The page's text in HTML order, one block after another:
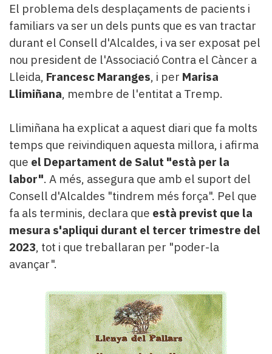
El problema dels desplaçaments de pacients i
familiars va ser un dels punts que es van tractar
durant el Consell d'Alcaldes, i va ser exposat pel
nou president de l'Associació Contra el Càncer a
Lleida, Francesc Maranges, i per Marisa
Llimiñana, membre de l'entitat a Tremp.
Llimiñana ha explicat a aquest diari que fa molts
temps que reivindiquen aquesta millora, i afirma
que el Departament de Salut "està per la
labor". A més, assegura que amb el suport del
Consell d'Alcaldes "tindrem més força". Pel que
fa als terminis, declara que està previst que la
mesura s'apliqui durant el tercer trimestre del
2023, tot i que treballaran per "poder-la
avançar".